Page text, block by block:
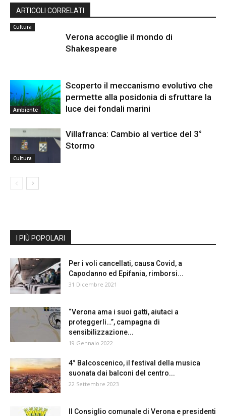
ARTICOLI CORRELATI
Cultura
Verona accoglie il mondo di
Shakespeare
Ambiente
Scoperto il meccanismo evolutivo che
permette alla posidonia di sfruttare la
luce dei fondali marini
Cultura
Villafranca: Cambio al vertice del 3°
Stormo
I PIÙ POPOLARI
Per i voli cancellati, causa Covid, a
Capodanno ed Epifania, rimborsi...
31 Dicembre 2021
“Verona ama i suoi gatti, aiutaci a
proteggerli…”, campagna di
sensibilizzazione...
19 Gennaio 2022
4° Balcoscenico, il festival della musica
suonata dai balconi del centro...
22 Settembre 2023
Il Consiglio comunale di Verona e presidenti